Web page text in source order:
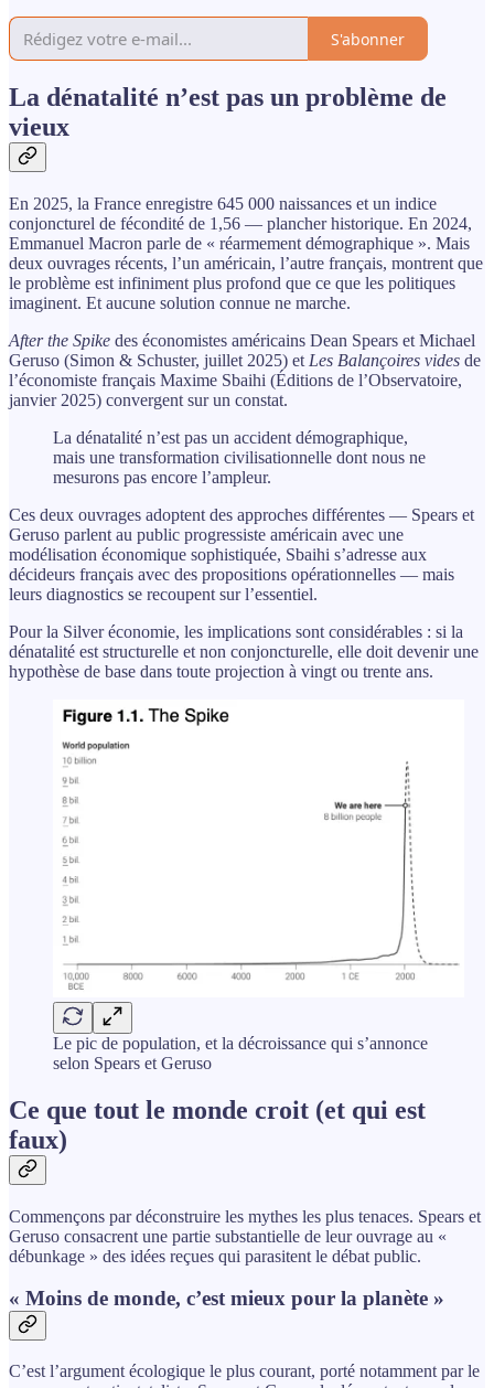
S'abonner
La dénatalité n’est pas un problème de
vieux
En 2025, la France enregistre 645 000 naissances et un indice
conjoncturel de fécondité de 1,56 — plancher historique. En 2024,
Emmanuel Macron parle de « réarmement démographique ». Mais
deux ouvrages récents, l’un américain, l’autre français, montrent que
le problème est infiniment plus profond que ce que les politiques
imaginent. Et aucune solution connue ne marche.
After the Spike des économistes américains Dean Spears et Michael
Geruso (Simon & Schuster, juillet 2025) et Les Balançoires vides de
l’économiste français Maxime Sbaihi (Éditions de l’Observatoire,
janvier 2025) convergent sur un constat.
La dénatalité n’est pas un accident démographique,
mais une transformation civilisationnelle dont nous ne
mesurons pas encore l’ampleur.
Ces deux ouvrages adoptent des approches différentes — Spears et
Geruso parlent au public progressiste américain avec une
modélisation économique sophistiquée, Sbaihi s’adresse aux
décideurs français avec des propositions opérationnelles — mais
leurs diagnostics se recoupent sur l’essentiel.
Pour la Silver économie, les implications sont considérables : si la
dénatalité est structurelle et non conjoncturelle, elle doit devenir une
hypothèse de base dans toute projection à vingt ou trente ans.
Le pic de population, et la décroissance qui s’annonce
selon Spears et Geruso
Ce que tout le monde croit (et qui est
faux)
Commençons par déconstruire les mythes les plus tenaces. Spears et
Geruso consacrent une partie substantielle de leur ouvrage au «
débunkage » des idées reçues qui parasitent le débat public.
« Moins de monde, c’est mieux pour la planète »
C’est l’argument écologique le plus courant, porté notamment par le